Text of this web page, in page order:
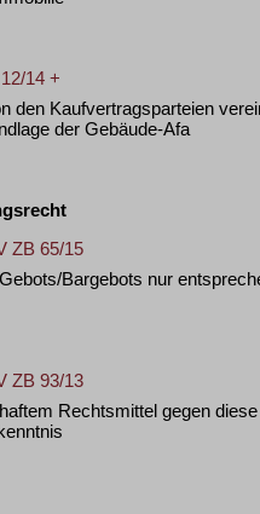
14 +
den Kaufvertragsparteien
der Gebäude-Afa
ZB 65/15
Bargebots nur
ZB 93/13
Rechtsmittel gegen